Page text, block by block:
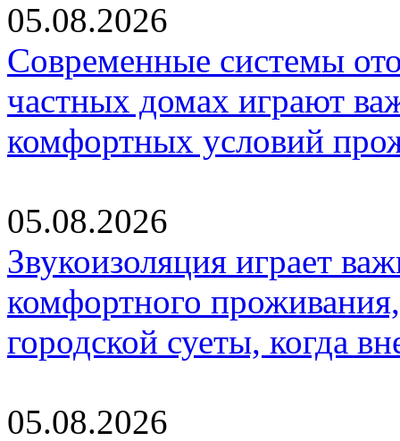
05.08.2026
Современные системы
частных домах играют
комфортных условий
05.08.2026
Звукоизоляция играет
комфортного
городской суеты, когда
05.08.2026